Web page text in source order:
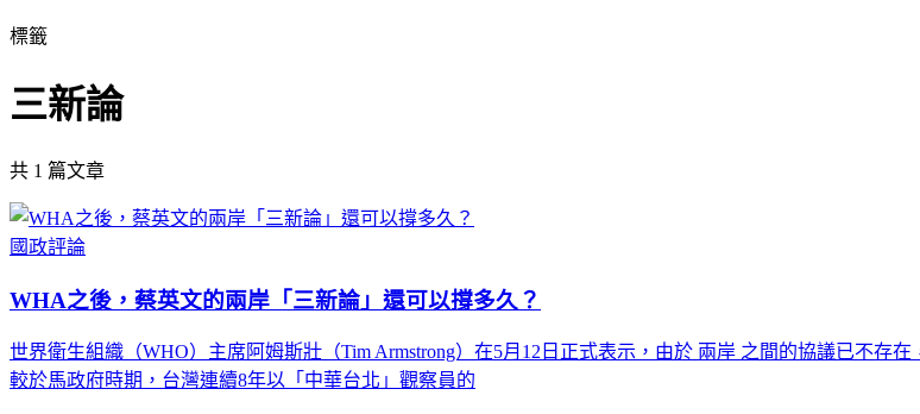
標籤
三新論
共 1 篇文章
國政評論
WHA之後，蔡英文的兩岸「三新論」還可以撐多久？
世界衛生組織（WHO）主席阿姆斯壯（Tim Armstrong）在5月12日正式表示，由於 兩岸 之間的協議已不存
較於馬政府時期，台灣連續8年以「中華台北」觀察員的